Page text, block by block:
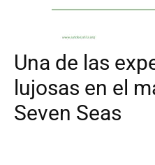
Una de las
lujosas en el
Seven Seas